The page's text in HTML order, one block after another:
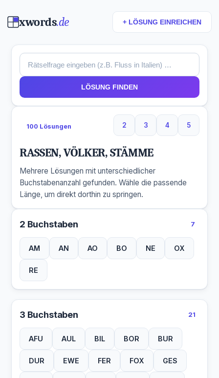
xwords.de + LÖSUNG EINREICHEN
LÖSUNG FINDEN
100 Lösungen 2
2 Buchstaben
3
3 Buchstaben
4
4 Buchstaben
5
5
RASSEN, VÖLKER, STÄMME
Mehrere Lösungen mit unterschiedlicher
Buchstabenanzahl gefunden. Wähle die passende
Länge, um direkt dorthin zu springen.
2 Buchstaben 7
AM AN AO BO NE OX
RE
3 Buchstaben 21
AFU AUL BIL BOR BUR
DUR EWE FER FOX GES